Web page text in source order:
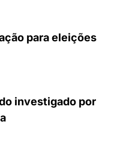
para eleições
investigado por